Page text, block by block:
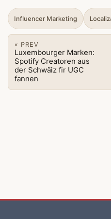
Influencer Marketing
« PREV
Luxembourger Marken:
Spotify Creatoren aus
der Schwäiz fir UGC
fannen